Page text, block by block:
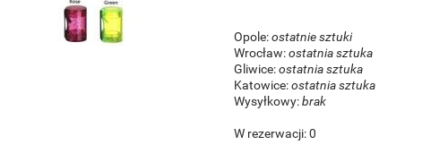
Opole:ostatnie sztuki
Wrocław:ostatnia sztuka
Gliwice:ostatnia sztuka
Katowice:ostatnia sztuka
Wysyłkowy:brak
W rezerwacji: 0